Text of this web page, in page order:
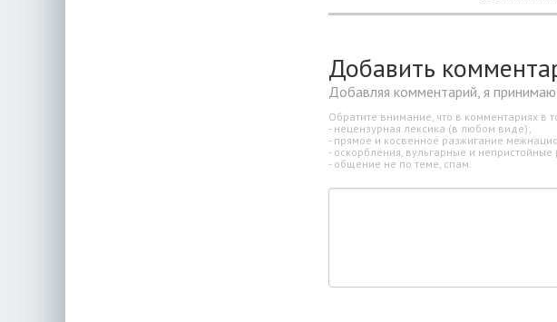
Добавить
Добавляя комментарий, я принимаю
Обратите внимание, что в комментариях в
- нецензурная лексика (в любом виде);
- прямое и косвенное разжигание
- оскорбления, вульгарные и непристойные
- общение не по теме, спам.